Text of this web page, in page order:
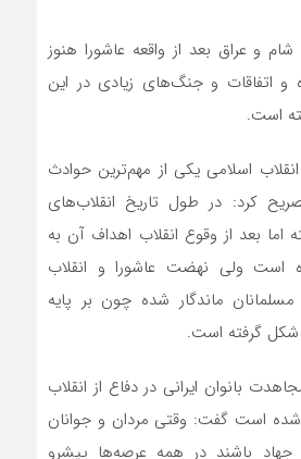
و عراق بعد از واقعه عاشورا هنوز
و اتفاقات و جنگ‌های زیادی در این
است.
اسلامی یکی از مهم‌ترین حوادث
کرد: در طول تاریخ انقلاب‌های
اما بعد از وقوع انقلاب اهداف آن به
است ولی نهضت عاشورا و انقلاب
ماندگار شده چون بر پایه
گرفته است.
بانوان ایرانی در دفاع از انقلاب
است گفت: وقتی مردان و جوانان
باشند در همه عرصه‌ها پیشرو